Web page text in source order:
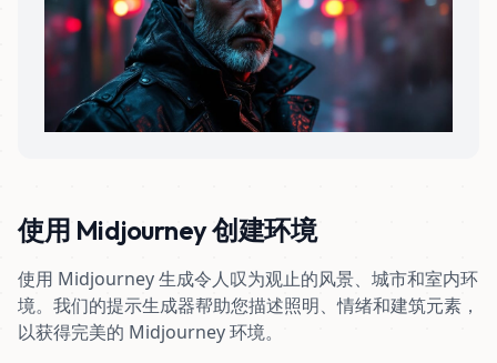
使用 Midjourney 创建环境
使用 Midjourney 生成令人叹为观止的风景、城市和室内环
境。我们的提示生成器帮助您描述照明、情绪和建筑元素，
以获得完美的 Midjourney 环境。